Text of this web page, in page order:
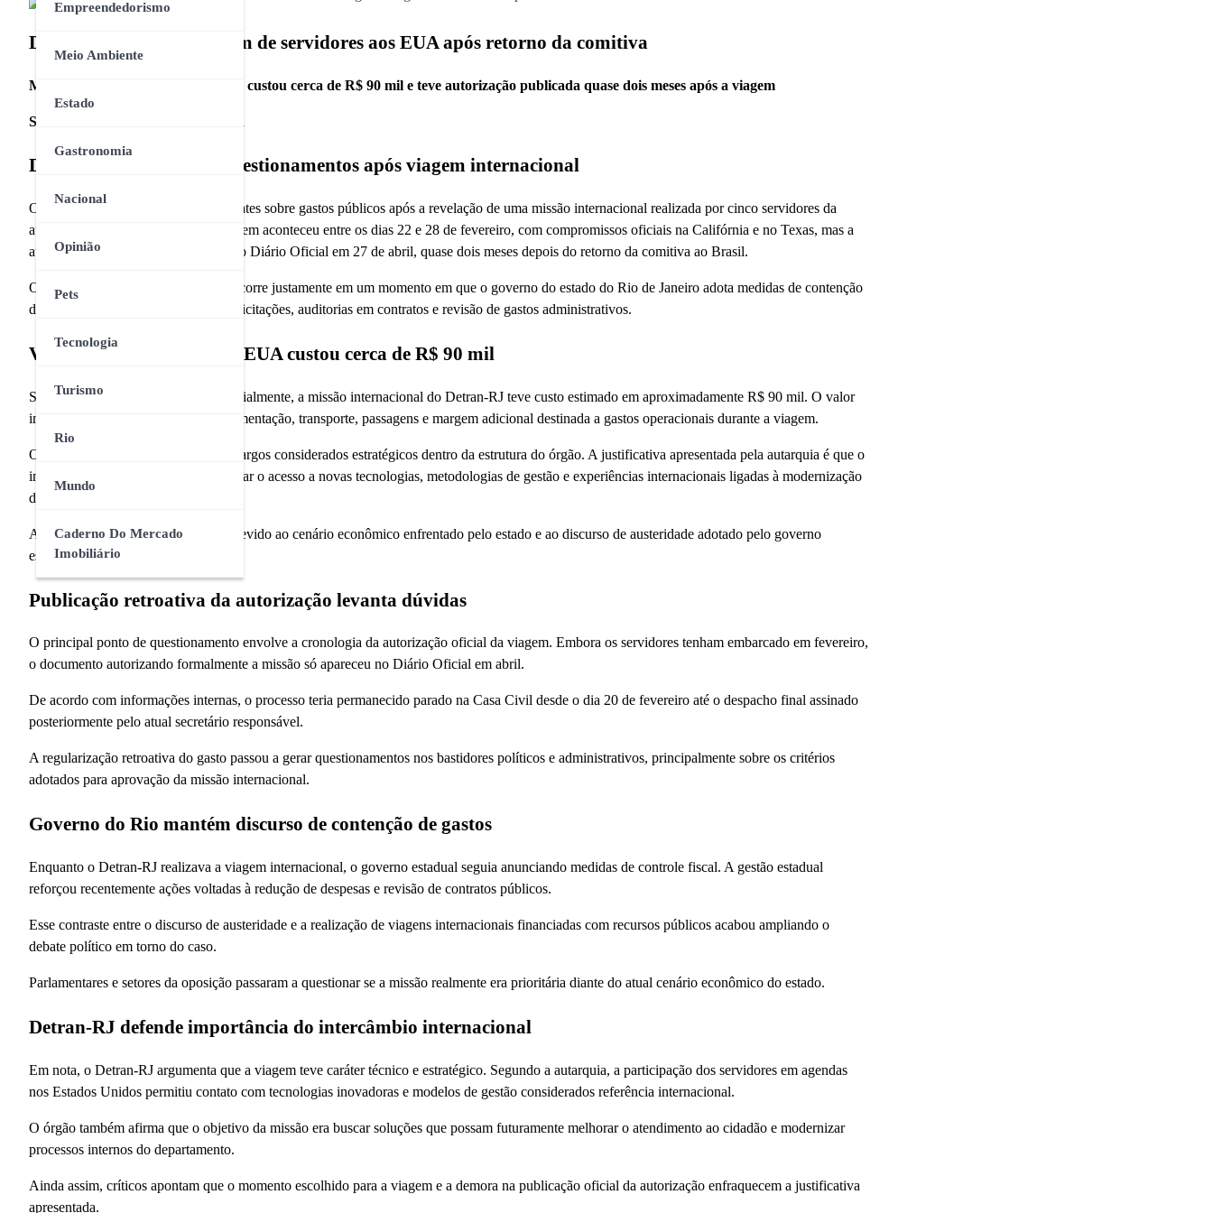
Empreendedorismo
Meio Ambiente
Estado
Gastronomia
Nacional
Opinião
Pets
Tecnologia
Turismo
Rio
Mundo
Caderno Do Mercado
Imobiliário
Detran-RJ autoriza viagem de servidores aos EUA após retorno da comitiva
Missão internacional do Detran-RJ custou cerca de R$ 90 mil e teve autorização publicada quase dois meses após a viagem
Slug:
Detran-RJ vira alvo de questionamentos após viagem internacional
O Detran-RJ voltou ao centro de debates sobre gastos públicos após a revelação de uma missão internacional realizada por cinco servidores da
autarquia nos Estados Unidos. A viagem aconteceu entre os dias 22 e 28 de fevereiro, com compromissos oficiais na Califórnia e no Texas, mas a
autorização formal só foi publicada no Diário Oficial em 27 de abril, quase dois meses depois do retorno da comitiva ao Brasil.
O caso ganhou repercussão porque ocorre justamente em um momento em que o governo do estado do Rio de Janeiro adota medidas de contenção
de despesas, incluindo suspensão de licitações, auditorias em contratos e revisão de gastos administrativos.
Viagem do Detran-RJ aos EUA custou cerca de R$ 90 mil
Segundo informações divulgadas oficialmente, a missão internacional do Detran-RJ teve custo estimado em aproximadamente R$ 90 mil. O valor
inclui despesas com hospedagem, alimentação, transporte, passagens e margem adicional destinada a gastos operacionais durante a viagem.
Os servidores participantes ocupam cargos considerados estratégicos dentro da estrutura do órgão. A justificativa apresentada pela autarquia é que o
intercâmbio teve como objetivo ampliar o acesso a novas tecnologias, metodologias de gestão e experiências internacionais ligadas à modernização
dos serviços públicos.
Apesar disso, o gasto gerou críticas devido ao cenário econômico enfrentado pelo estado e ao discurso de austeridade adotado pelo governo
estadual.
Publicação retroativa da autorização levanta dúvidas
O principal ponto de questionamento envolve a cronologia da autorização oficial da viagem. Embora os servidores tenham embarcado em fevereiro,
o documento autorizando formalmente a missão só apareceu no Diário Oficial em abril.
De acordo com informações internas, o processo teria permanecido parado na Casa Civil desde o dia 20 de fevereiro até o despacho final assinado
posteriormente pelo atual secretário responsável.
A regularização retroativa do gasto passou a gerar questionamentos nos bastidores políticos e administrativos, principalmente sobre os critérios
adotados para aprovação da missão internacional.
Governo do Rio mantém discurso de contenção de gastos
Enquanto o Detran-RJ realizava a viagem internacional, o governo estadual seguia anunciando medidas de controle fiscal. A gestão estadual
reforçou recentemente ações voltadas à redução de despesas e revisão de contratos públicos.
Esse contraste entre o discurso de austeridade e a realização de viagens internacionais financiadas com recursos públicos acabou ampliando o
debate político em torno do caso.
Parlamentares e setores da oposição passaram a questionar se a missão realmente era prioritária diante do atual cenário econômico do estado.
Detran-RJ defende importância do intercâmbio internacional
Em nota, o Detran-RJ argumenta que a viagem teve caráter técnico e estratégico. Segundo a autarquia, a participação dos servidores em agendas
nos Estados Unidos permitiu contato com tecnologias inovadoras e modelos de gestão considerados referência internacional.
O órgão também afirma que o objetivo da missão era buscar soluções que possam futuramente melhorar o atendimento ao cidadão e modernizar
processos internos do departamento.
Ainda assim, críticos apontam que o momento escolhido para a viagem e a demora na publicação oficial da autorização enfraquecem a justificativa
apresentada.